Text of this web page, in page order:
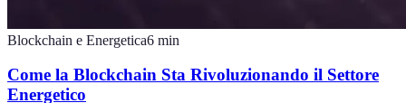
Blockchain e Energetica6 min
Come la Blockchain Sta Rivoluzionando il Settore
Energetico